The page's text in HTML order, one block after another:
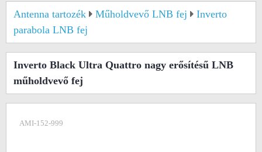
Antenna tartozék Műholdvevő LNB fej
Inverto
parabola LNB fej
Inverto Black Ultra Quattro nagy erősítésű LNB
műholdvevő fej
AMI-152-999